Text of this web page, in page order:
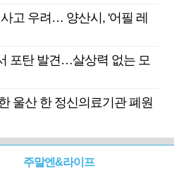
고 우려… 양산시, '어필 레
포탄 발견…살상력 없는 모
울산 한 정신의료기관 폐원
주말엔&라이프